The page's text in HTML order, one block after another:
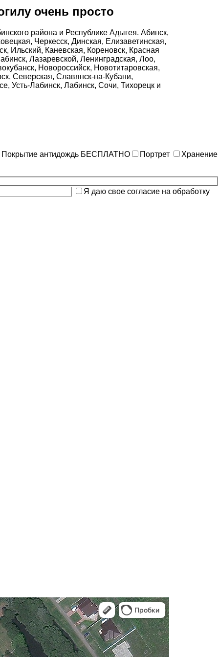
очень просто
района и Республике Адыгея. Абинск,
Черкесск, Динская, Елизаветинская,
Ильский, Каневская, Кореновск, Красная
Лазаревской, Ленинградская, Лоо,
Новороссийск, Новотитаровская,
Северская, Славянск-на-Кубани,
Усть-Лабинск, Лабинск, Сочи, Тихорецк и
Покрытие антидождь БЕСПЛАТНО Портрет Хранение
Я даю свое согласие на обработку